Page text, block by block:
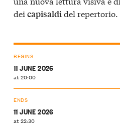
dei capisaldidel repertorio.
BEGINS
11 JUNE 2026
at 20:00
ENDS
11 JUNE 2026
at 22:30